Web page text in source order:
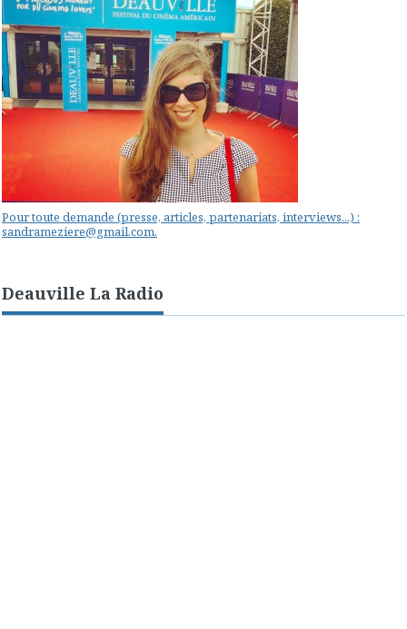
Pour toute demande (presse, articles, partenariats, interviews...) :
sandrameziere@gmail.com.
Deauville La Radio